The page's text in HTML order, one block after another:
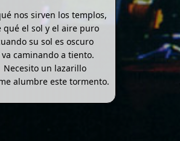
nos sirven los templos,
qué el sol y el aire puro
su sol es oscuro
va caminando a tiento.
Necesito un lazarillo
alumbre este tormento.